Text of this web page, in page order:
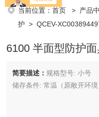
当前位置：首页 > 产品
护 > QCEV-
6100 半面型防护
简要描述：规格型号: 小号
储存条件: 常温（原敞开环境